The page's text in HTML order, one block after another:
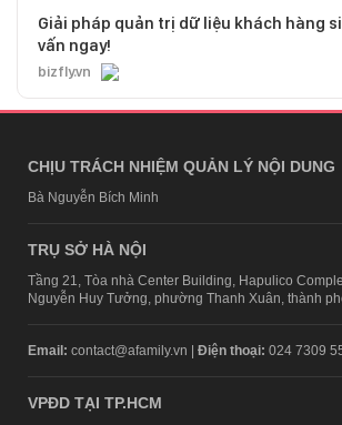
Giải pháp quản trị dữ liệu khách hàng
vấn ngay!
bizfly.vn
CHỊU TRÁCH NHIỆM QUẢN LÝ NỘI DUNG
Bà Nguyễn Bích Minh
TRỤ SỞ HÀ NỘI
Tầng 21, Tòa nhà Center Building, Hapulico
Nguyễn Huy Tưởng, phường Thanh Xuân, thành
Email: contact@afamily.vn | Điện thoại: 024 7309
VPĐD TẠI TP.HCM